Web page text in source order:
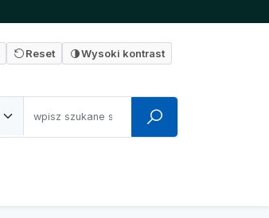
Reset Wysoki kontrast